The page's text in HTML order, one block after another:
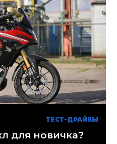
ТЕСТ-ДРАЙВЫ
для новичка?